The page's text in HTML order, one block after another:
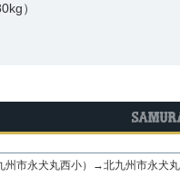
）
州市永犬丸西小）→北九州市永犬